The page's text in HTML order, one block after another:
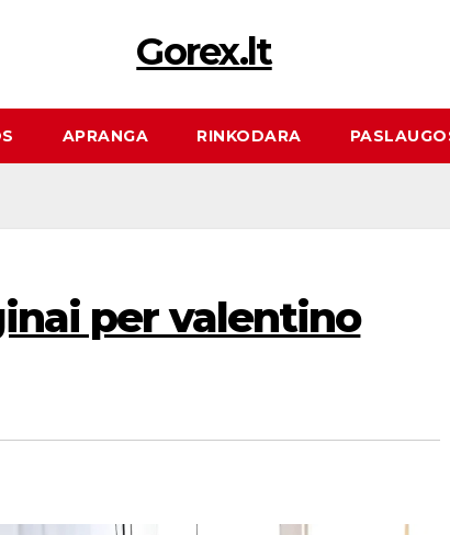
Gorex.lt
APRANGA RINKODARA
per valentino